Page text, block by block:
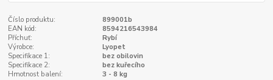
Číslo produktu:
899001b
EAN kód:
8594216543984
Příchuť:
Rybí
Výrobce:
Lyopet
Specifikace 1:
bez obilovin
Specifikace 2:
bez kuřecího
Hmotnost balení:
3 - 8 kg